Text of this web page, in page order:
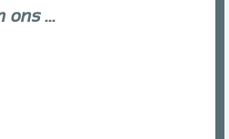
ons ...